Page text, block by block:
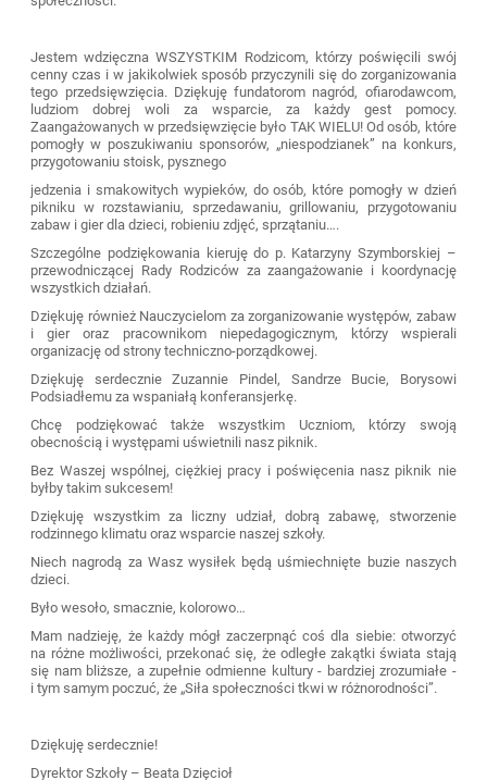
Jestem wdzięczna WSZYSTKIM Rodzicom, którzy poświęcili swój
cenny czas i w jakikolwiek sposób przyczynili się do zorganizowania
tego przedsięwzięcia. Dziękuję fundatorom nagród, ofiarodawcom,
ludziom dobrej woli za wsparcie, za każdy gest pomocy.
Zaangażowanych w przedsięwzięcie było TAK WIELU! Od osób, które
pomogły w poszukiwaniu sponsorów, „niespodzianek” na konkurs,
przygotowaniu stoisk, pysznego
jedzenia i smakowitych wypieków, do osób, które pomogły w dzień
pikniku w rozstawianiu, sprzedawaniu, grillowaniu, przygotowaniu
zabaw i gier dla dzieci, robieniu zdjęć, sprzątaniu….
Szczególne podziękowania kieruję do p. Katarzyny Szymborskiej –
przewodniczącej Rady Rodziców za zaangażowanie i koordynację
wszystkich działań.
Dziękuję również Nauczycielom za zorganizowanie występów, zabaw
i gier oraz pracownikom niepedagogicznym, którzy wspierali
organizację od strony techniczno-porządkowej.
Dziękuję serdecznie Zuzannie Pindel, Sandrze Bucie, Borysowi
Podsiadłemu za wspaniałą konferansjerkę.
Chcę podziękować także wszystkim Uczniom, którzy swoją
obecnością i występami uświetnili nasz piknik.
Bez Waszej wspólnej, ciężkiej pracy i poświęcenia nasz piknik nie
byłby takim sukcesem!
Dziękuję wszystkim za liczny udział, dobrą zabawę, stworzenie
rodzinnego klimatu oraz wsparcie naszej szkoły.
Niech nagrodą za Wasz wysiłek będą uśmiechnięte buzie naszych
dzieci.
Było wesoło, smacznie, kolorowo…
Mam nadzieję, że każdy mógł zaczerpnąć coś dla siebie: otworzyć
na różne możliwości, przekonać się, że odległe zakątki świata stają
się nam bliższe, a zupełnie odmienne kultury - bardziej zrozumiałe -
i tym samym poczuć, że „Siła społeczności tkwi w różnorodności”.
Dziękuję serdecznie!
Dyrektor Szkoły – Beata Dzięcioł